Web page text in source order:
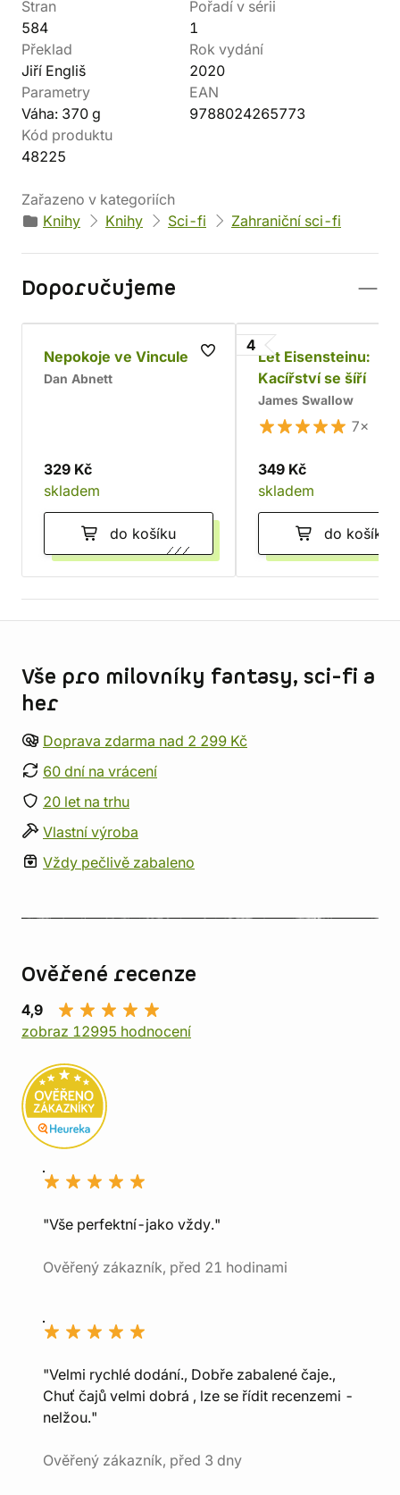
Stran
584
Pořadí v sérii
1
Překlad
Jiří Engliš
Rok vydání
2020
Parametry
Váha: 370 g
EAN
9788024265773
Kód produktu
48225
Zařazeno v kategoriích
Knihy
Knihy Sci-fi Zahraniční sci-fi
Doporučujeme
Nepokoje ve Vincule
Dan Abnett
329 Kč
skladem
do košíku
4
Let Eisensteinu:
Kacířství se šíří
James Swallow
7×
349 Kč
skladem
do košíku
Vše pro milovníky fantasy, sci-fi a
her
Doprava zdarma nad 2 299 Kč
60 dní na vrácení
20 let na trhu
Vlastní výroba
Vždy pečlivě zabaleno
Ověřené recenze
4,9
zobraz 12995 hodnocení
"Vše perfektní-jako vždy."
Ověřený zákazník, před 21 hodinami
"Velmi rychlé dodání., Dobře zabalené čaje.,
Chuť čajů velmi dobrá , lze se řídit recenzemi -
nelžou."
Ověřený zákazník, před 3 dny